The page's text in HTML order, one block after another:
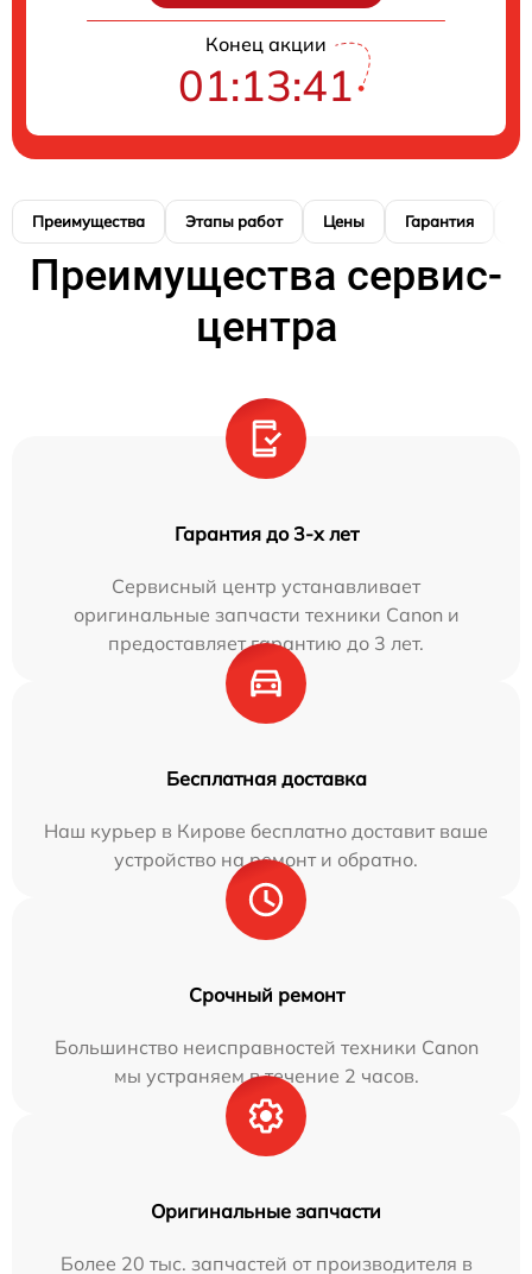
Конец акции
01:13:40
Преимущества Этапы работ Цены Гарантия
Преимущества сервис-
центра
Гарантия до 3-х лет
Сервисный центр устанавливает
оригинальные запчасти техники Canon и
предоставляет гарантию до 3 лет.
Бесплатная доставка
Наш курьер в Кирове бесплатно доставит ваше
устройство на ремонт и обратно.
Срочный ремонт
Большинство неисправностей техники Canon
мы устраняем в течение 2 часов.
Оригинальные запчасти
Более 20 тыс. запчастей от производителя в